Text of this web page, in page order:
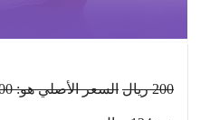
ريال السعر الأصلي هو: 200 ريال.